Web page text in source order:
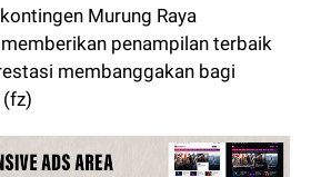
Murung Raya
penampilan terbaik
membanggakan bagi
(fz)